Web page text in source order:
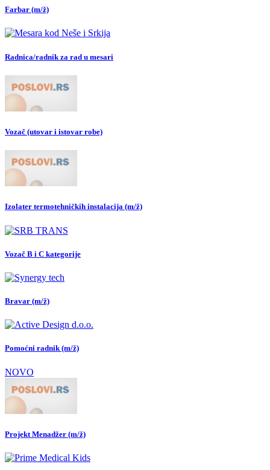
Farbar (m/ž)
Radnica/radnik za rad u mesari
Vozač (utovar i istovar robe)
Izolater termotehničkih instalacija (m/ž)
Vozač B i C kategorije
Bravar (m/ž)
Pomoćni radnik (m/ž)
NOVO
Projekt Menadžer (m/ž)